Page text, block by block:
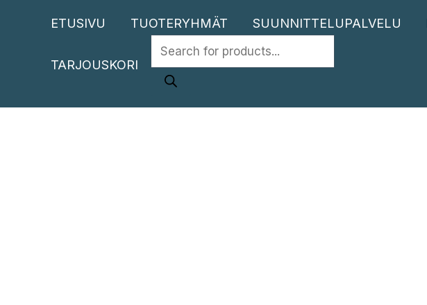
ETUSIVU TUOTERYHMÄT SUUNNITTELUPALVELU
TARJOUSKORI
PRODUCTS
SEARCH